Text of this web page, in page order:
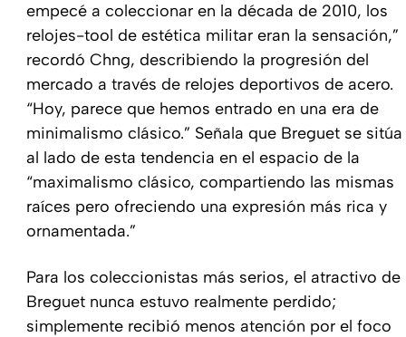
empecé a coleccionar en la década de 2010, los
relojes-tool de estética militar eran la sensación,”
recordó Chng, describiendo la progresión del
mercado a través de relojes deportivos de acero.
“Hoy, parece que hemos entrado en una era de
minimalismo clásico.” Señala que Breguet se sitúa
al lado de esta tendencia en el espacio de la
“maximalismo clásico, compartiendo las mismas
raíces pero ofreciendo una expresión más rica y
ornamentada.”
Para los coleccionistas más serios, el atractivo de
Breguet nunca estuvo realmente perdido;
simplemente recibió menos atención por el foco